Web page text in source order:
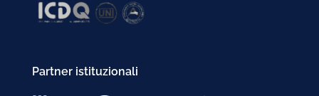
Partner istituzionali